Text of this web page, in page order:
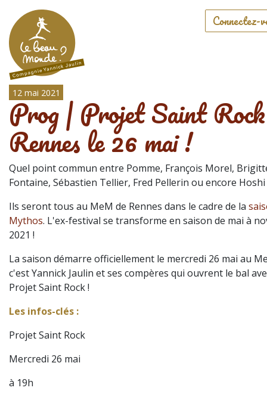
Connectez-
12 mai 2021
Prog | Projet Saint
Rennes le 26 mai !
Quel point commun entre Pomme, François Morel,
Fontaine, Sébastien Tellier, Fred Pellerin ou encore Hoshi
Ils seront tous au MeM de Rennes dans le cadre de la
Mythos. L'ex-festival se transforme en saison de mai à
2021 !
La saison démarre officiellement le mercredi 26 mai au
c'est Yannick Jaulin et ses compères qui ouvrent le bal
Projet Saint Rock !
Les infos-clés :
Projet Saint Rock
Mercredi 26 mai
à 19h